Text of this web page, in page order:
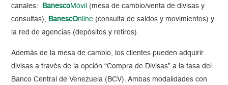
canales:
BanescoMóvil (mesa de cambio/venta de divisas y
consultas), BanescOnline (consulta de saldos y movimientos) y
la red de agencias (depósitos y retiros).
Además de la mesa de cambio, los clientes pueden adquirir
divisas a través de la opción “Compra de Divisas” a la tasa del
Banco Central de Venezuela (BCV). Ambas modalidades con